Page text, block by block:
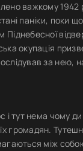
важкому
паніки,
окупація
за нею,
і тут нема чому
громадян.
між